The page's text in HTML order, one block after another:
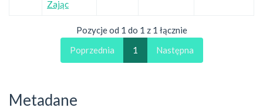
Zając
Pozycje od 1 do 1 z 1 łącznie
Poprzednia
1 Następna
Metadane